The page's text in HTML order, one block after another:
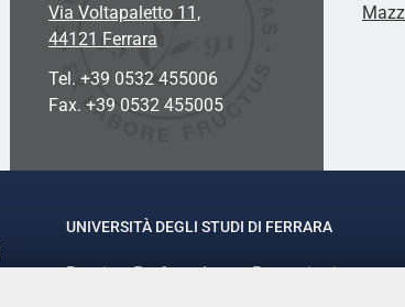
Via Voltapaletto 11,
44121 Ferrara
Tel. +39 0532 455006
Fax. +39 0532 455005
UNIVERSITÀ DEGLI STUDI DI FERRARA
Rettrice: Prof.ssa Laura Ramaciotti